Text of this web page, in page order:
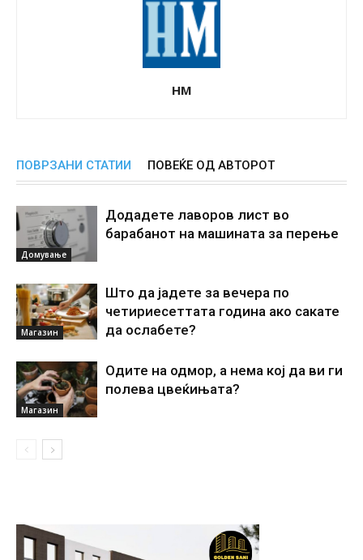
НМ
ПОВРЗАНИ СТАТИИ ПОВЕЌЕ ОД АВТОРОТ
Домување
Додадете лаворов лист во
барабанот на машината за перење
Магазин
Што да јадете за вечера по
четириесеттата година ако сакате
да ослабете?
Магазин
Одите на одмор, а нема кој да ви ги
полева цвеќињата?